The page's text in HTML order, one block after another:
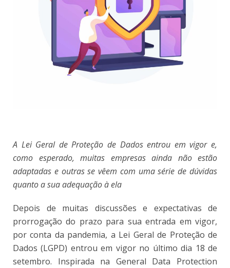
A Lei Geral de Proteção de Dados entrou em vigor e,
como esperado, muitas empresas ainda não estão
adaptadas e outras se vêem com uma série de dúvidas
quanto a sua adequação à ela
Depois de muitas discussões e expectativas de
prorrogação do prazo para sua entrada em vigor,
por conta da pandemia, a Lei Geral de Proteção de
Dados (LGPD) entrou em vigor no último dia 18 de
setembro. Inspirada na General Data Protection